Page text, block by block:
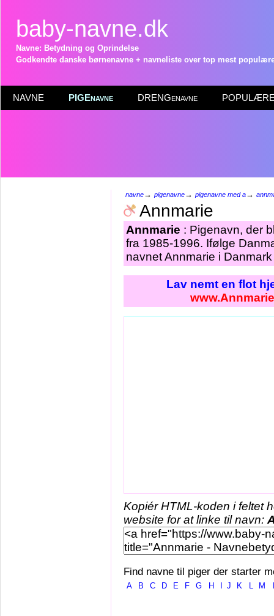
baby-navne.dk
Navne: Betydning og Oprindelse
Godkendte danske børnenavne + navneliste over top mest
NAVNE PIGEnavne DRENGenavne POPULÆRE
navne→ pigenavne→ pigenavne med a→
Annmarie
Annmarie : Pigenavn, der
fra 1985-1996. Ifølge
navnet Annmarie i
Lav nemt en flot
Kopiér HTML-koden i feltet
website for at linke til navn:
Find navne til piger der starter
A B C D E F G H J K L M